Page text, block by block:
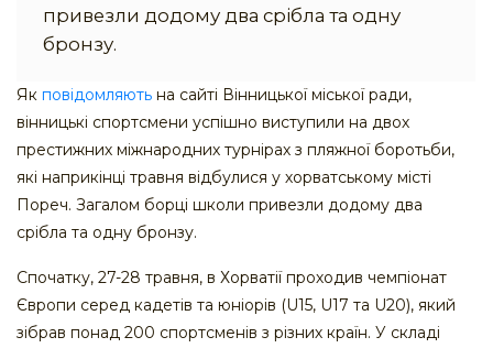
привезли додому два срібла та одну
бронзу.
Як повідомляють на сайті Вінницької міської ради,
вінницькі спортсмени успішно виступили на двох
престижних міжнародних турнірах з пляжної боротьби,
які наприкінці травня відбулися у хорватському місті
Пореч. Загалом борці школи привезли додому два
срібла та одну бронзу.
Спочатку, 27-28 травня, в Хорватії проходив чемпіонат
Європи серед кадетів та юніорів (U15, U17 та U20), який
зібрав понад 200 спортсменів з різних країн. У складі